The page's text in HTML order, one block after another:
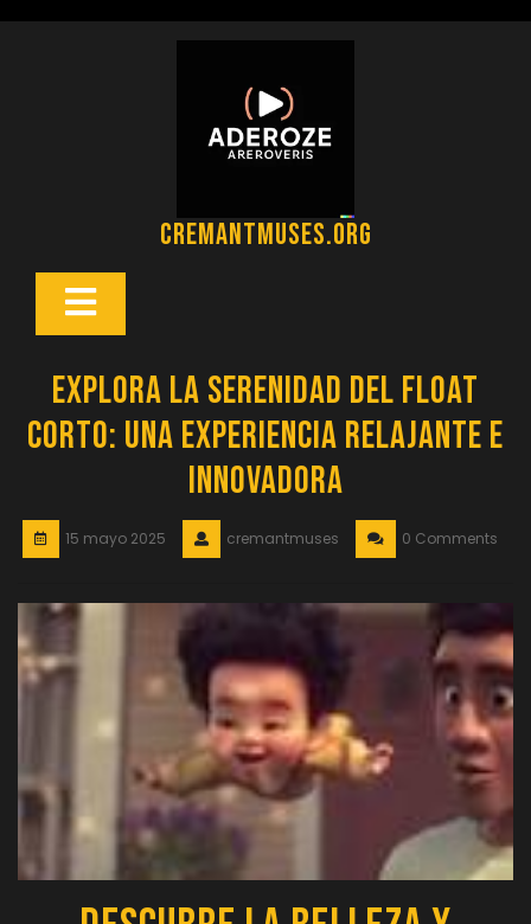
cremantmuses.org
Botón
Explora la Serenidad del Float
Corto: Una Experiencia Relajante e
Innovadora
15 mayo 2025 cremantmuses 0 Comments